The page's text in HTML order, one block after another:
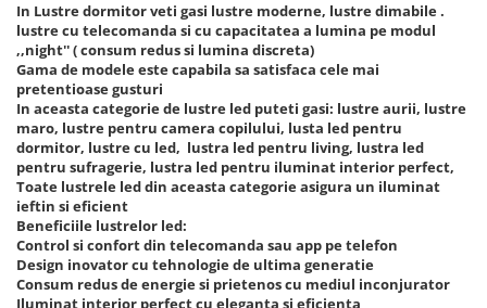
Lustra led lemn
Lustra led Living
Lustra Receptie
Lustre Birou
Corp suspendat led
Oglinda led
Pendul Led
Plafoniera smart
2 hexagoane led honeycomb
3 hexagoane led honeycomb
4 hexagoane led honeycomb
5 hexagoane led Honeycomb
6 hexagoane led honeycomb
7 hexagoane led honeycomb
8 hexagoane led honeycomb
hexagoane led Honeycomb
personalizate
In Lustre dormitor veti gasi lustre moderne, lustre dimabile .
lustre cu telecomanda si cu capacitatea a lumina pe modul
,,night'' ( consum redus si lumina discreta)
Gama de modele este capabila sa satisfaca cele mai
pretentioase gusturi
In aceasta categorie de lustre led puteti gasi: lustre aurii, lustre
maro, lustre pentru camera copilului, lusta led pentru
dormitor, lustre cu led, lustra led pentru living, lustra led
pentru sufragerie, lustra led pentru iluminat interior perfect,
Toate lustrele led din aceasta categorie asigura un iluminat
ieftin si eficient
Beneficiile lustrelor led:
Control si confort din telecomanda sau app pe telefon
Design inovator cu tehnologie de ultima generatie
Consum redus de energie si prietenos cu mediul inconjurator
Iluminat interior perfect cu eleganta si eficienta